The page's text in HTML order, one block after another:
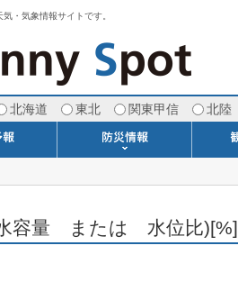
・気象情報サイトです。
北海道 東北 関東甲信 北陸
天気
報
報
報
報予報
気
容量 または 水位比)[%]